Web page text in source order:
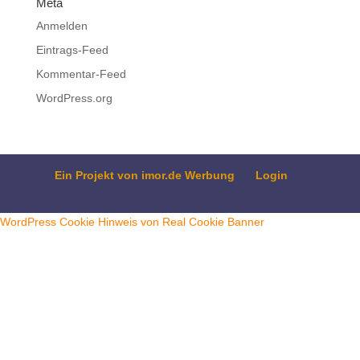
Meta
Anmelden
Eintrags-Feed
Kommentar-Feed
WordPress.org
Ein Projekt von imor.de Werbung Login
WordPress Cookie Hinweis von Real Cookie Banner